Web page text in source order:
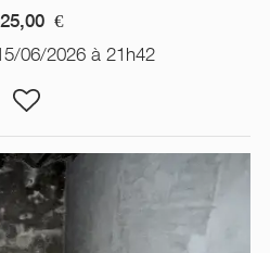
€
06/2026 à 21h42